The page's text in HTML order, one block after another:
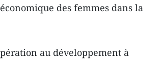
des femmes dans la
au développement à